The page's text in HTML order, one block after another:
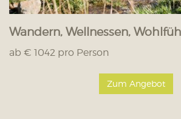
Wandern, Wellnessen,
ab € 1042 pro Person
Zum Angebot